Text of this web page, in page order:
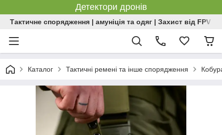
Детектори дронів
Тактичне спорядження | амуніція та одяг | Захист від FPV |
Каталог Тактичні ремені та інше спорядження